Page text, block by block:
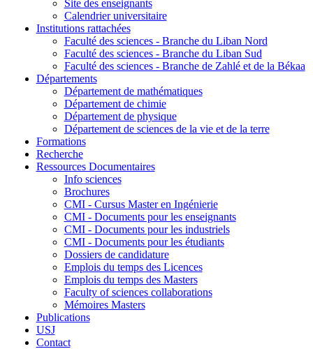
Site des enseignants
Calendrier universitaire
Institutions rattachées
Faculté des sciences - Branche du Liban Nord
Faculté des sciences - Branche du Liban Sud
Faculté des sciences - Branche de Zahlé et de la Békaa
Départements
Département de mathématiques
Département de chimie
Département de physique
Département de sciences de la vie et de la terre
Formations
Recherche
Ressources Documentaires
Info sciences
Brochures
CMI - Cursus Master en Ingénierie
CMI - Documents pour les enseignants
CMI - Documents pour les industriels
CMI - Documents pour les étudiants
Dossiers de candidature
Emplois du temps des Licences
Emplois du temps des Masters
Faculty of sciences collaborations
Mémoires Masters
Publications
USJ
Contact